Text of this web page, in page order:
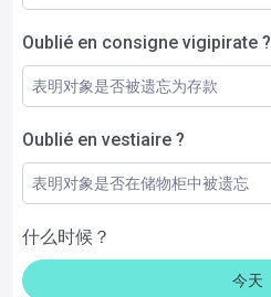
Oublié en consigne vigipirate ?
表明对象是否被遗忘为存款
Oublié en vestiaire ?
表明对象是否在储物柜中被遗忘
什么时候？
今天